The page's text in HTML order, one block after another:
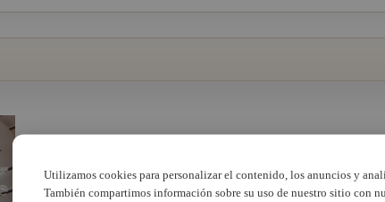
Utilizamos cookies para personalizar el contenido, los anuncios y
También compartimos información sobre su uso de nuestro sitio con